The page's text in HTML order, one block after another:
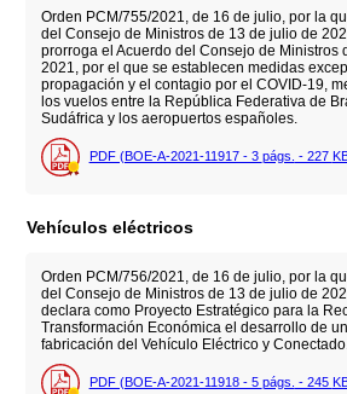
Orden PCM/755/2021, de 16 de julio, por la
del Consejo de Ministros de 13 de julio de
prorroga el Acuerdo del Consejo de Ministros
2021, por el que se establecen medidas
propagación y el contagio por el COVID-19,
los vuelos entre la República Federativa de
Sudáfrica y los aeropuertos españoles.
PDF (BOE-A-2021-11917 - 3 págs. - 227
Vehículos eléctricos
Orden PCM/756/2021, de 16 de julio, por la
del Consejo de Ministros de 13 de julio de
declara como Proyecto Estratégico para la
Transformación Económica el desarrollo de
fabricación del Vehículo Eléctrico y
PDF (BOE-A-2021-11918 - 5 págs. - 245